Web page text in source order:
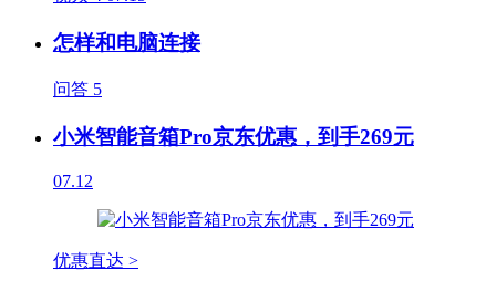
怎样和电脑连接
问答 5
小米智能音箱Pro京东优惠，到手269元
07.12
优惠直达 >